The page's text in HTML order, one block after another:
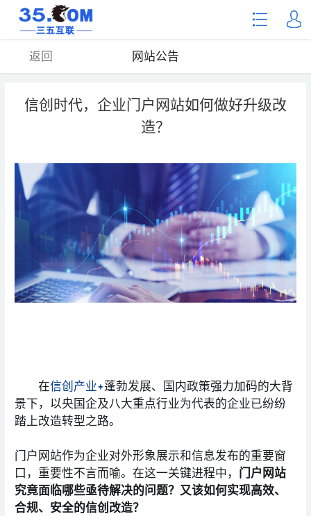
网站公告
返回
信创时代，企业门户网站如何做好升级改
造？
在信创产业 蓬勃发展、国内政策强力加码的大背
景下，以央国企及八大重点行业为代表的企业已纷纷
踏上改造转型之路。
门户网站作为企业对外形象展示和信息发布的重要窗
口，重要性不言而喻。在这一关键进程中， 门户网站
究竟面临哪些亟待解决的问题？又该如何实现高效、
合规、安全的信创改造？